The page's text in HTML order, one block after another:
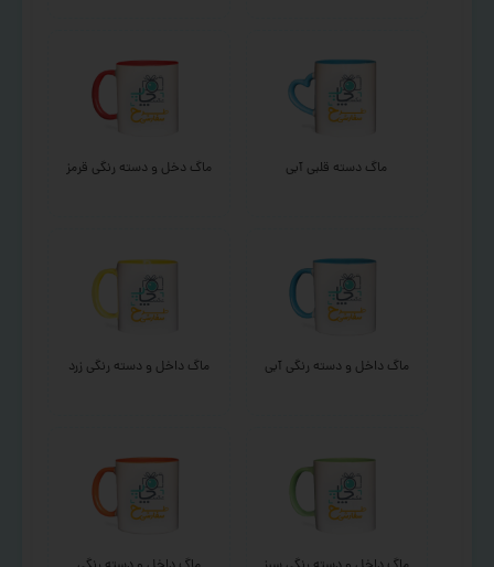
ماگ دسته قلبی آبی ماگ دخل و دسته رنگی قرمز
ماگ داخل و دسته رنگی آبی ماگ داخل و دسته رنگی زرد